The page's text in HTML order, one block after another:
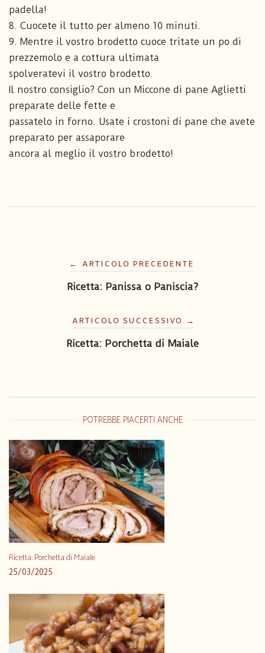
padella!
8. Cuocete il tutto per almeno 10 minuti.
9. Mentre il vostro brodetto cuoce tritate un po di
prezzemolo e a cottura ultimata
spolveratevi il vostro brodetto.
Il nostro consiglio? Con un Miccone di pane Aglietti
preparate delle fette e
passatelo in forno. Usate i crostoni di pane che avete
preparato per assaporare
ancora al meglio il vostro brodetto!
Navigazione
← ARTICOLO PRECEDENTE
Ricetta: Panissa o Paniscia?
ARTICOLO SUCCESSIVO →
Ricetta: Porchetta di Maiale
POTREBBE PIACERTI ANCHE
Ricetta: Porchetta di Maiale
25/03/2025